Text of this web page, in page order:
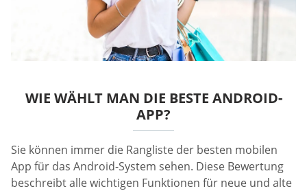
WIE WÄHLT MAN DIE BESTE ANDROID-
APP?
Sie können immer die Rangliste der besten mobilen
App für das Android-System sehen. Diese Bewertung
beschreibt alle wichtigen Funktionen für neue und alte